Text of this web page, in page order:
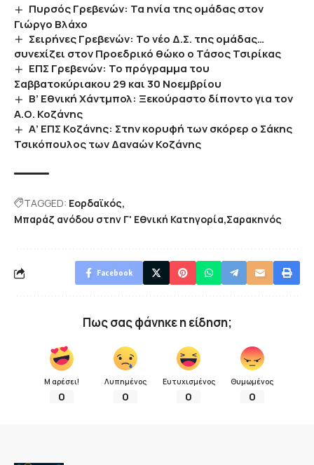
Πυρσός Γρεβενών: Τα ηνία της ομάδας στον
Γιώργο Βλάχο
Σειρήνες Γρεβενών: Το νέο Δ.Σ. της ομάδας…
συνεχίζει στον Προεδρικό θώκο ο Τάσος Τσιρίκας
ΕΠΣ Γρεβενών: Το πρόγραμμα του
Σαββατοκύριακου 29 και 30 Νοεμβρίου
Β’ Εθνική Χάντμπολ: Ξεκούραστο δίποντο για τον
Α.Ο. Κοζάνης
Α’ ΕΠΣ Κοζάνης: Στην κορυφή των σκόρερ ο Σάκης
Τσικόπουλος των Δαναών Κοζάνης
TAGGED: Εορδαϊκός
Μπαράζ ανόδου στην Γ' Εθνική Κατηγορία Σαρακηνός
Facebook
Πως σας φάνηκε η είδηση;
Μ αρέσει!
0
Λυπημένος
0
Ευτυχισμένος
0
Θυμωμένος
0